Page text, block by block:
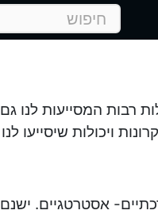
רבות המסייעות לנו גם
ויכולות שיסייעו לנו
אסטרטגיים. ישנם